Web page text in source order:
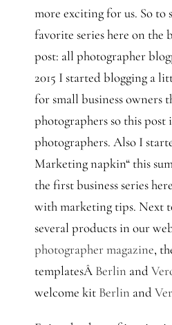
more exciting for us. So to
favorite series here on the
post: all photographer
2015 I started blogging a
for small business owners
photographers so this
photographers. Also I
Marketing napkin“ this
the first business series
with marketing tips. Next
several products in our
photographer magazine,
templatesÂ Berlin and
welcome kit Berlin and